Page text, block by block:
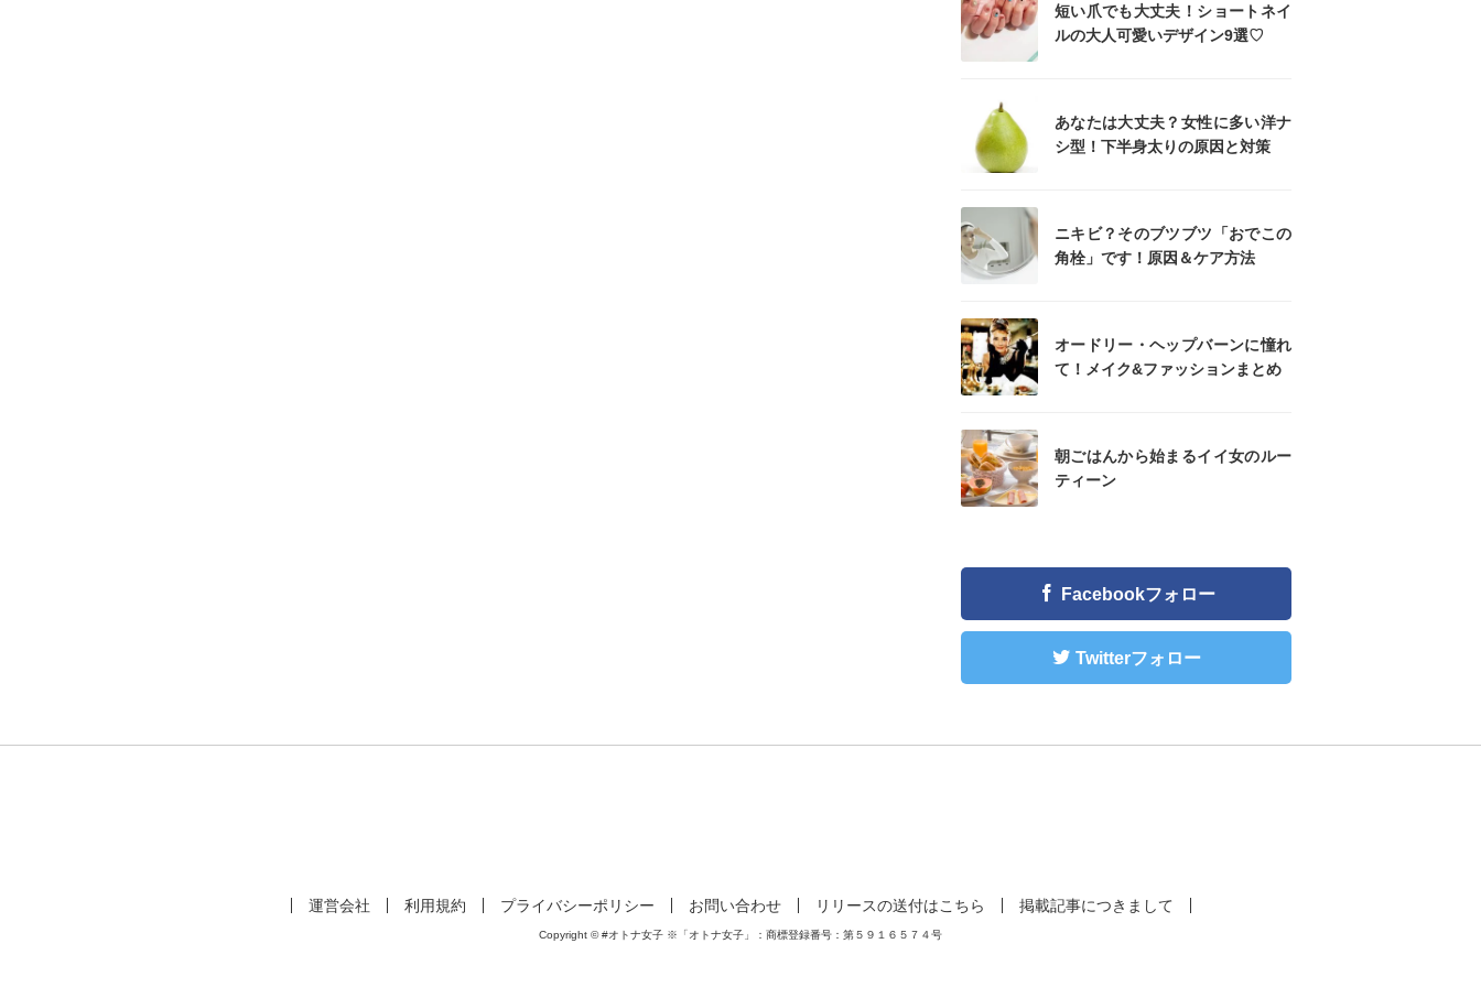
短い爪でも大丈夫！ショートネイ
ルの大人可愛いデザイン9選♡
あなたは大丈夫？女性に多い洋ナ
シ型！下半身太りの原因と対策
ニキビ？そのブツブツ「おでこの
角栓」です！原因＆ケア方法
オードリー・ヘップバーンに憧れ
て！メイク&ファッションまとめ
朝ごはんから始まるイイ女のルー
ティーン
Facebookフォロー
Twitterフォロー
運営会社 利用規約 プライバシーポリシー お問い合わせ リリースの送付はこちら 掲載記事につきまして
Copyright © #オトナ女子 ※「オトナ女子」：商標登録番号：第５９１６５７４号